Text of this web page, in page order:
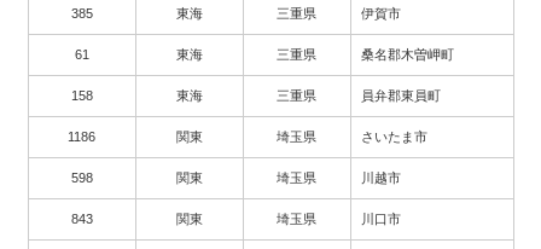
385 東海 三重県 伊賀市
61 東海 三重県 桑名郡木曽岬町
158 東海 三重県 員弁郡東員町
1186 関東 埼玉県 さいたま市
598 関東 埼玉県 川越市
843 関東 埼玉県 川口市